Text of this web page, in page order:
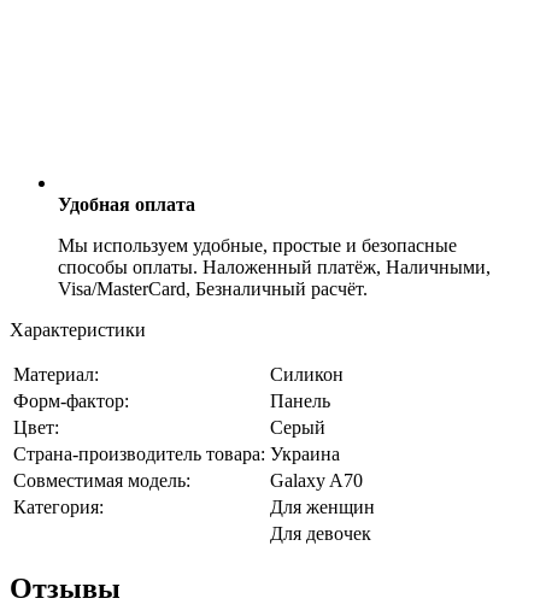
Удобная оплата
Мы используем удобные, простые и безопасные
способы оплаты. Наложенный платёж, Наличными,
Visa/MasterCard, Безналичный расчёт.
Характеристики
Материал:
Силикон
Форм-фактор:
Панель
Цвет:
Серый
Страна-производитель товара: Украина
Совместимая модель:
Galaxy A70
Категория:
Для женщин
Для девочек
Отзывы